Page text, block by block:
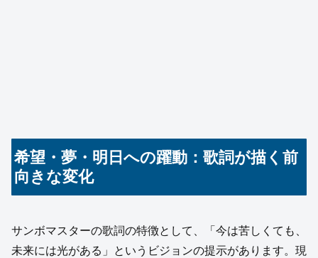
希望・夢・明日への躍動：歌詞が描く前
向きな変化
サンボマスターの歌詞の特徴として、「今は苦しくても、
未来には光がある」というビジョンの提示があります。現